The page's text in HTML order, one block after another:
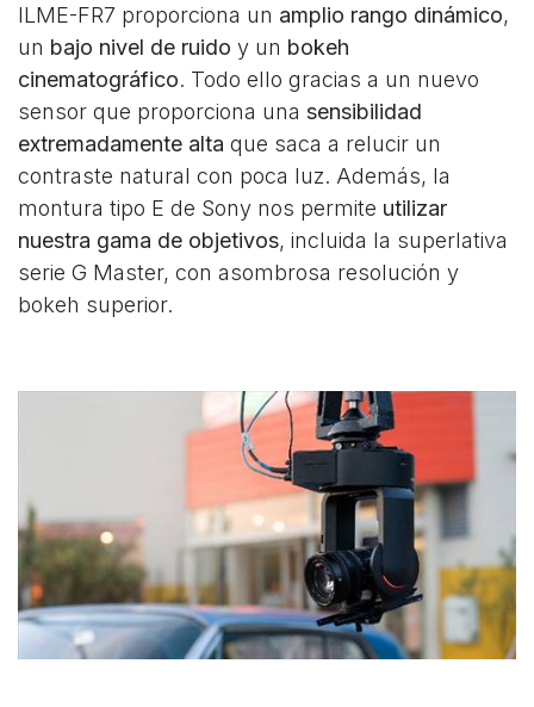
ILME-FR7 proporciona un amplio rango dinámico,
un bajo nivel de ruido y un bokeh
cinematográfico. Todo ello gracias a un nuevo
sensor que proporciona una sensibilidad
extremadamente alta que saca a relucir un
contraste natural con poca luz. Además, la
montura tipo E de Sony nos permite utilizar
nuestra gama de objetivos, incluida la superlativa
serie G Master, con asombrosa resolución y
bokeh superior.